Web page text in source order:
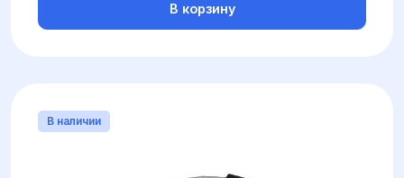
В корзину
В наличии